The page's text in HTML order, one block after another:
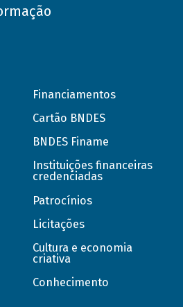
Financiamentos
Cartão BNDES
BNDES Finame
Instituições financeiras
credenciadas
Patrocínios
Licitações
Cultura e economia
criativa
Conhecimento